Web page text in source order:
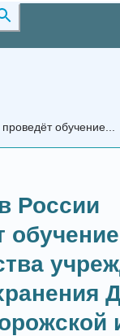
обучение...
России